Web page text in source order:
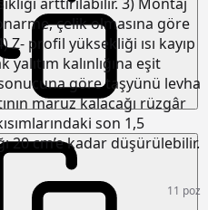
arttırılabilir. 3) Montaj
çelik olmasına göre
Z- profil yüksekliği ısı kayıp
kalınlığına eşit
sonucuna göre taşyünü levha
maruz kalacağı rüzgâr
son 1,5
20 cm’e kadar düşürülebilir.
11 poz